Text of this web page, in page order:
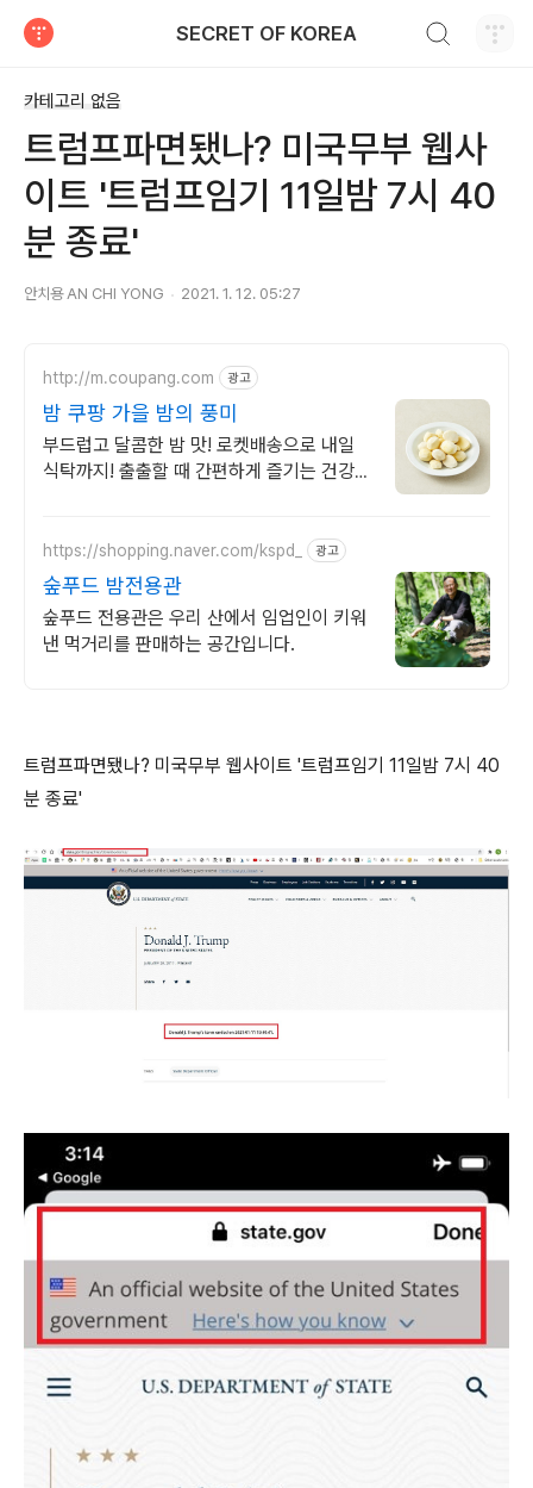
SECRET OF KOREA
카테고리 없음
트럼프파면됐나? 미국무부 웹사
이트 '트럼프임기 11일밤 7시 40
분 종료'
안치용 AN CHI YONG 2021. 1. 12. 05:27
http://m.coupang.com 광고
밤 쿠팡 가을 밤의 풍미
부드럽고 달콤한 밤 맛! 로켓배송으로 내일
식탁까지! 출출할 때 간편하게 즐기는 건강
https://shopping.naver.com/kspd_ 광고
숲푸드 밤전용관
숲푸드 전용관은 우리 산에서 임업인이 키워
낸 먹거리를 판매하는 공간입니다.
트럼프파면됐나? 미국무부 웹사이트 '트럼프임기 11일밤 7시 40
분 종료'